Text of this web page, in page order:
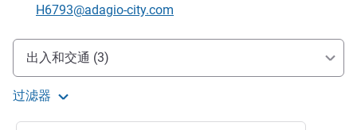
联系电子邮件
H6793@adagio-city.com
抵达和交通
出入和交通 (3)
过滤器